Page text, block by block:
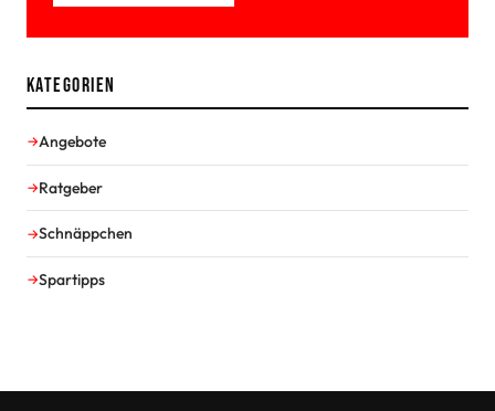
Kategorien
Angebote
Ratgeber
Schnäppchen
Spartipps